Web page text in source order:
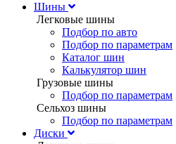
Шины
Легковые шины
Подбор по авто
Подбор по параметрам
Каталог шин
Калькулятор шин
Грузовые шины
Подбор по параметрам
Сельхоз шины
Подбор по параметрам
Диски